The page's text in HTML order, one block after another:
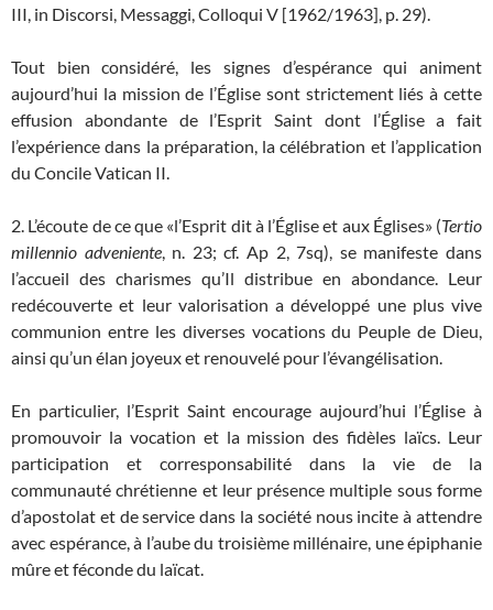
III, in Discorsi, Messaggi, Colloqui V [1962/1963], p. 29).
Tout bien considéré, les signes d’espérance qui animent
aujourd’hui la mission de l’Église sont strictement liés à cette
effusion abondante de l’Esprit Saint dont l’Église a fait
l’expérience dans la préparation, la célébration et l’application
du Concile Vatican II.
2. L’écoute de ce que «l’Esprit dit à l’Église et aux Églises» (Tertio
millennio adveniente, n. 23; cf. Ap 2, 7sq), se manifeste dans
l’accueil des charismes qu’Il distribue en abondance. Leur
redécouverte et leur valorisation a développé une plus vive
communion entre les diverses vocations du Peuple de Dieu,
ainsi qu’un élan joyeux et renouvelé pour l’évangélisation.
En particulier, l’Esprit Saint encourage aujourd’hui l’Église à
promouvoir la vocation et la mission des fidèles laïcs. Leur
participation et corresponsabilité dans la vie de la
communauté chrétienne et leur présence multiple sous forme
d’apostolat et de service dans la société nous incite à attendre
avec espérance, à l’aube du troisième millénaire, une épiphanie
mûre et féconde du laïcat.